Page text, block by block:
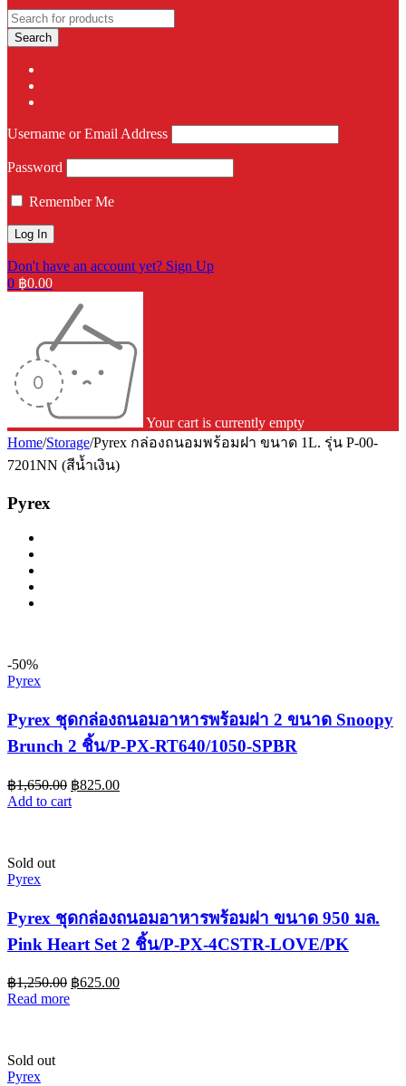
Username or Email Address
Password
Remember Me
Don't have an account yet? Sign Up
0 ฿0.00
Your cart is currently empty
Home/Storage/Pyrex กล่องถนอมพร้อมฝา ขนาด 1L. รุ่น P-00-
7201NN (สีน้ำเงิน)
Pyrex
-50%
Pyrex
Pyrex ชุดกล่องถนอมอาหารพร้อมฝา 2 ขนาด Snoopy
Brunch 2 ชิ้น/P-PX-RT640/1050-SPBR
฿1,650.00 ฿825.00
Add to cart
Sold out
Pyrex
Pyrex ชุดกล่องถนอมอาหารพร้อมฝา ขนาด 950 มล.
Pink Heart Set 2 ชิ้น/P-PX-4CSTR-LOVE/PK
฿1,250.00 ฿625.00
Read more
Sold out
Pyrex